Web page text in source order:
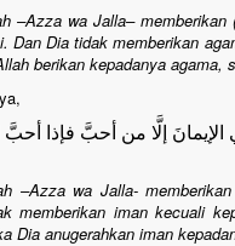
–Azza wa Jalla–
Dan Dia tidak memberikan
berikan kepadanya agama,
إلَّا من أحبَّ فإذا أحبَّ
–Azza wa Jalla-
memberikan iman kecuali
Dia anugerahkan iman